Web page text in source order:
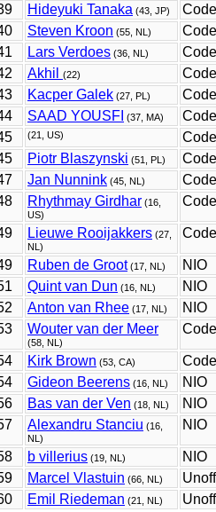
Hideyuki Tanaka (43, JP)
Steven Kroon (55, NL)
Lars Verdoes (36, NL)
Akhil (22)
Kacper Galek (27, PL)
SAAD YOUSFI (37, MA)
(21, US)
Piotr Blaszynski (51, PL)
Jan Nunnink (45, NL)
Rhythmay Girdhar (16,
US)
Lieuwe Rooijakkers (27,
NL)
Ruben de Groot(17, NL) NIO
Quint van Dun (16, NL) NIO
Anton van Rhee (17, NL) NIO
Wouter van der Meer
(58, NL)
Kirk Brown (53, CA)
Gideon Beerens (16, NL) NIO
Bas van der Ven (18, NL) NIO
Alexandru Stanciu (16,
NL)
NIO
b villerius (19, NL) NIO
Marcel Vlastuin (66, NL)
Emil Riedeman (21, NL)